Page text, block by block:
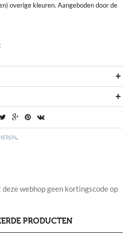
overige kleuren. Aangeboden door de
.
webhop geen kortingscode op
PRODUCTEN